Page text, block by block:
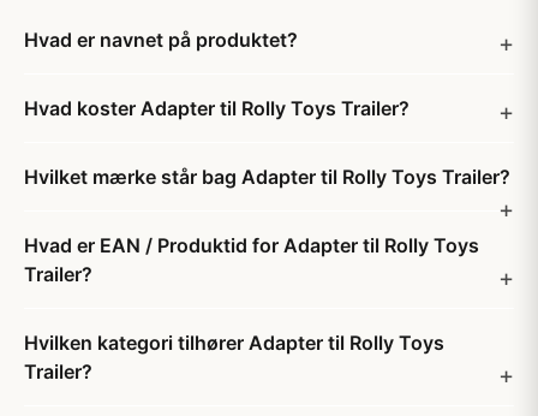
Hvad er navnet på produktet?
Hvad koster Adapter til Rolly Toys Trailer?
Hvilket mærke står bag Adapter til Rolly Toys Trailer?
Hvad er EAN / Produktid for Adapter til Rolly Toys
Trailer?
Hvilken kategori tilhører Adapter til Rolly Toys
Trailer?